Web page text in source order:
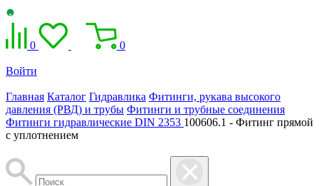
0 0
Войти
Главная Каталог Гидравлика Фитинги, рукава высокого
давления (РВД) и трубы Фитинги и трубные соединения
Фитинги гидравлические DIN 2353 100606.1 - Фитинг прямой
с уплотнением